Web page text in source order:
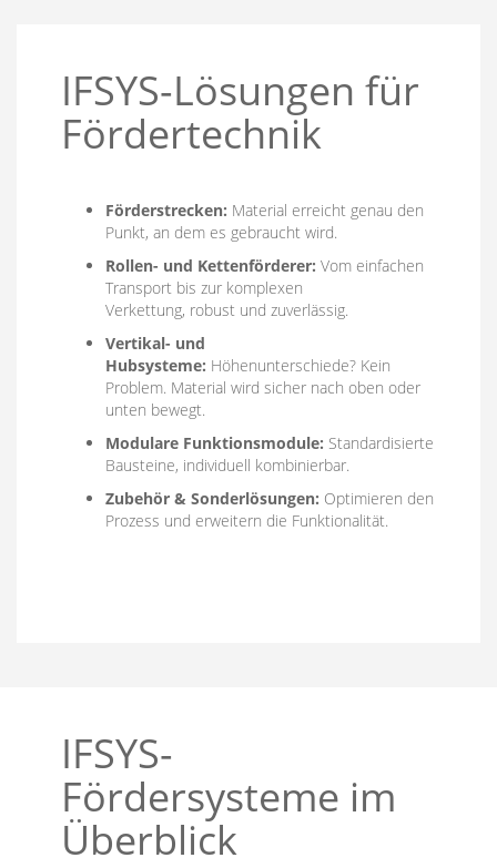
IFSYS-Lösungen für
Fördertechnik
Förderstrecken: Material erreicht genau den
Punkt, an dem es gebraucht wird.
Rollen- und Kettenförderer: Vom einfachen
Transport bis zur komplexen
Verkettung, robust und zuverlässig.
Vertikal- und
Hubsysteme: Höhenunterschiede? Kein
Problem. Material wird sicher nach oben oder
unten bewegt.
Modulare Funktionsmodule: Standardisierte
Bausteine, individuell kombinierbar.
Zubehör & Sonderlösungen: Optimieren den
Prozess und erweitern die Funktionalität.
IFSYS-
Fördersysteme im
Überblick